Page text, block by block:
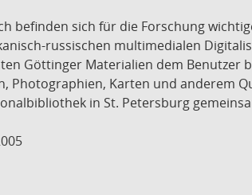
befinden sich für die Forschung
russischen multimedialen
Göttinger Materialien dem
Photographien, Karten und anderem
in St. Petersburg